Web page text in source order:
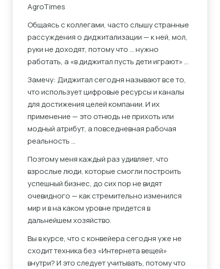
AgroTimes
Общаясь с коллегами, часто слышу странные
рассуждения о диджитализации — к ней, мол,
руки не доходят, потому что … нужно
работать, а «в диджитал пусть дети играют» …
Замечу: Диджитал сегодня называют все то,
что использует цифровые ресурсы и каналы
для достижения целей компании. И их
применение — это отнюдь не прихоть или
модный атрибут, а повседневная рабочая
реальность …
Поэтому меня каждый раз удивляет, что
взрослые люди, которые смогли построить
успешный бизнес, до сих пор не видят
очевидного — как стремительно изменился
мир и в на каком уровне придется в
дальнейшем хозяйство.
Вы в курсе, что с конвейера сегодня уже не
сходит техника без «Интернета вещей»
внутри? И это следует учитывать, потому что